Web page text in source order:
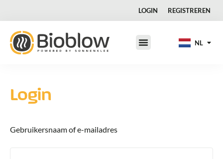
LOGIN REGISTREREN
NL
JA
Login
Gebruikersnaam of e-mailadres